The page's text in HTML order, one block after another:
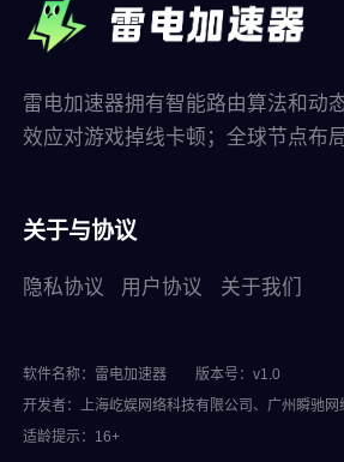
雷电加速器拥有智能路由算法和动
效应对游戏掉线卡顿；全球节点布
关于与协议
隐私协议 用户协议 关于我们
软件名称：雷电加速器
版本号：v1.0
开发者：上海屹娱网络科技有限公司、广州瞬驰网
适龄提示：16+